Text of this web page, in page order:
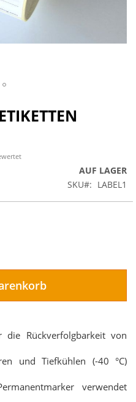
AUF LAGER
SKU
LABEL1
Rückverfolgbarkeit von
und Tiefkühlen (-40 °C)
verwendet